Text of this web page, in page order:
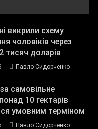
викрили схему
чоловіків через
тисяч доларів
Павло Сидорченко
самовільне
10 гектарів
умовним терміном
Павло Сидорченко